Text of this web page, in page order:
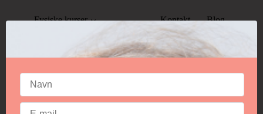
Fysiske kurser
Aurategning workshop
Fotoshoot workshop
Kontakt Blog
Session på Fanø